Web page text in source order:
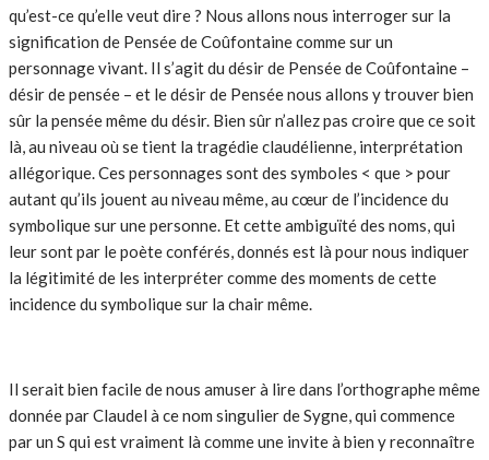
qu’est-ce qu’elle veut dire ? Nous allons nous interroger sur la
signification de Pensée de Coûfontaine comme sur un
personnage vivant. Il s’agit du désir de Pensée de Coûfontaine –
désir de pensée – et le désir de Pensée nous allons y trouver bien
sûr la pensée même du désir. Bien sûr n’allez pas croire que ce soit
là, au niveau où se tient la tragédie claudélienne, interprétation
allégorique. Ces personnages sont des symboles < que > pour
autant qu’ils jouent au niveau même, au cœur de l’incidence du
symbolique sur une personne. Et cette ambiguïté des noms, qui
leur sont par le poète conférés, donnés est là pour nous indiquer
la légitimité de les interpréter comme des moments de cette
incidence du symbolique sur la chair même.
Il serait bien facile de nous amuser à lire dans l’orthographe même
donnée par Claudel à ce nom singulier de Sygne, qui commence
par un S qui est vraiment là comme une invite à bien y reconnaître